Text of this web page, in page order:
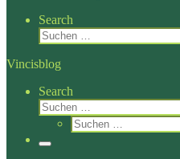
Search
Suche
Vincisblog
Search
Suche
Suche
Menü